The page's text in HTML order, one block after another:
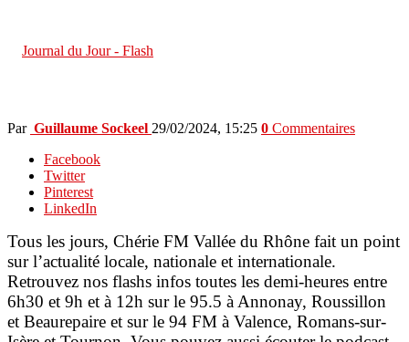
Journal du Jour - Flash
Par Guillaume Sockeel 29/02/2024, 15:25 0 Commentaires
Facebook
Twitter
Pinterest
LinkedIn
Tous les jours, Chérie FM Vallée du Rhône fait un point
sur l’actualité locale, nationale et internationale.
Retrouvez nos flashs infos toutes les demi-heures entre
6h30 et 9h et à 12h sur le 95.5 à Annonay, Roussillon
et Beaurepaire et sur le 94 FM à Valence, Romans-sur-